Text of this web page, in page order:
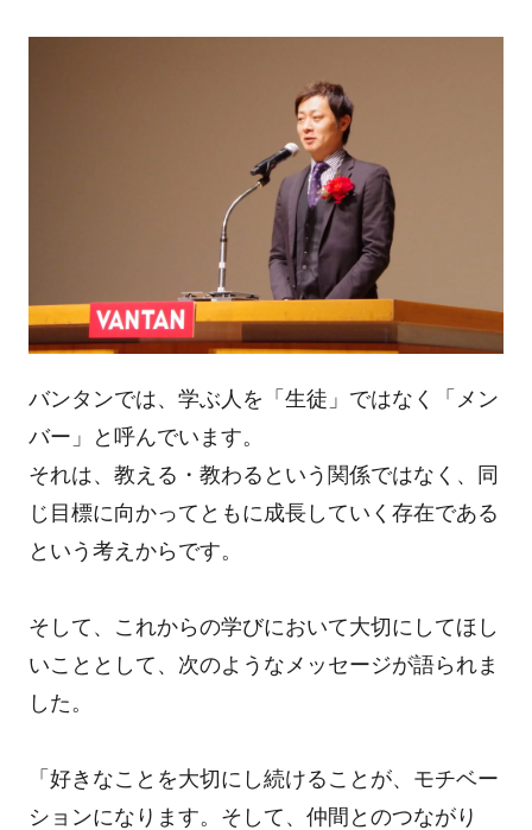
バンタンでは、学ぶ人を「生徒」ではなく「メン
バー」と呼んでいます。
それは、教える・教わるという関係ではなく、同
じ目標に向かってともに成長していく存在である
という考えからです。
そして、これからの学びにおいて大切にしてほし
いこととして、次のようなメッセージが語られま
した。
「好きなことを大切にし続けることが、モチベー
ションになります。そして、仲間とのつながり